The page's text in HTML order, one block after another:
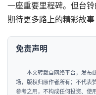
地
产
创
一座重要里程碑。但台
期待更多路上的精彩故事
免责声明
本文转载自网络平台，发布
场，版权归原作者所有；不代表
参考之用，不构成任何投资、使